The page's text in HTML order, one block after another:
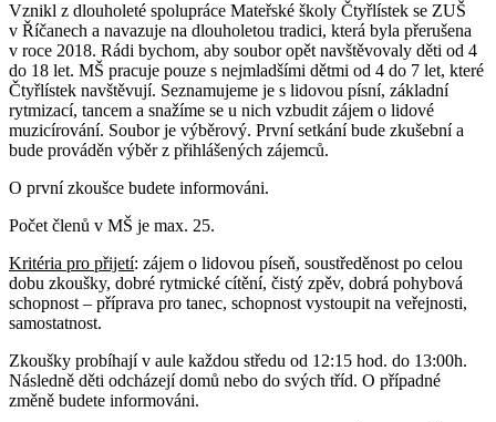
Vznikl z dlouholeté spolupráce Mateřské školy Čtyřlístek se ZUŠ
v Říčanech a navazuje na dlouholetou tradici, která byla přerušena
v roce 2018. Rádi bychom, aby soubor opět navštěvovaly děti od 4
do 18 let. MŠ pracuje pouze s nejmladšími dětmi od 4 do 7 let, které
Čtyřlístek navštěvují. Seznamujeme je s lidovou písní, základní
rytmizací, tancem a snažíme se u nich vzbudit zájem o lidové
muzicírování. Soubor je výběrový. První setkání bude zkušební a
bude prováděn výběr z přihlášených zájemců.
O první zkoušce budete informováni.
Počet členů v MŠ je max. 25.
Kritéria pro přijetí: zájem o lidovou píseň, soustředěnost po celou
dobu zkoušky, dobré rytmické cítění, čistý zpěv, dobrá pohybová
schopnost – příprava pro tanec, schopnost vystoupit na veřejnosti,
samostatnost.
Zkoušky probíhají v aule každou středu od 12:15 hod. do 13:00h.
Následně děti odcházejí domů nebo do svých tříd. O případné
změně budete informováni.